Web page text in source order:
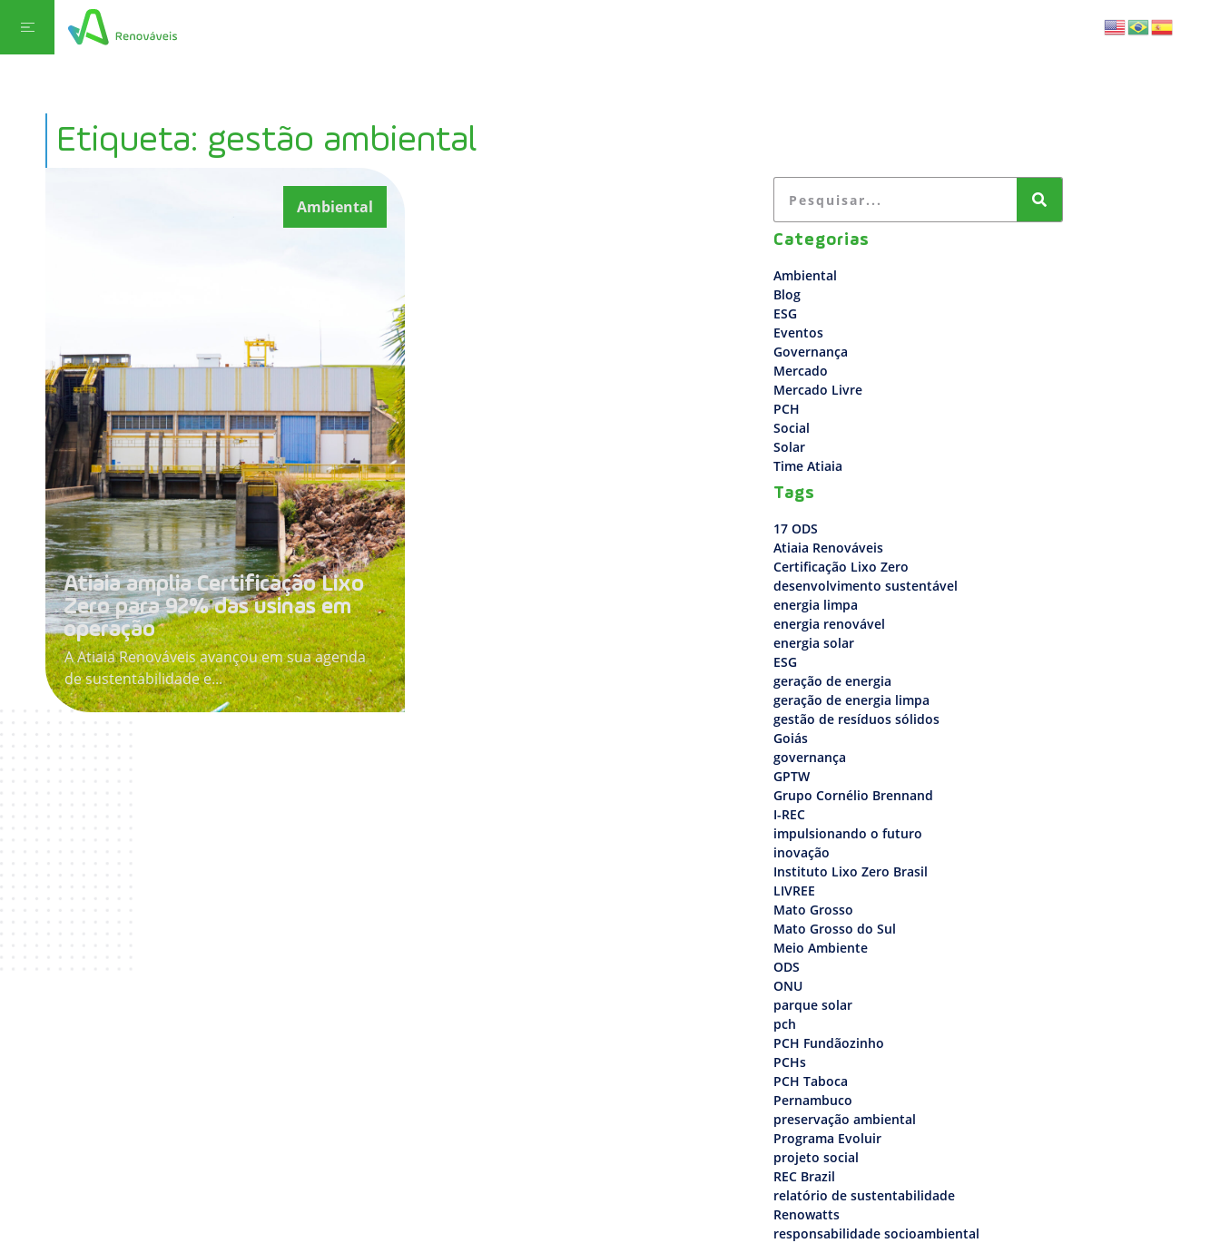
Etiqueta: gestão ambiental
Ambiental
Atiaia amplia Certificação Lixo
Zero para 92% das usinas em
operação
A Atiaia Renováveis avançou em sua agenda
de sustentabilidade e...
Categorias
Ambiental
Blog
ESG
Eventos
Governança
Mercado
Mercado Livre
PCH
Social
Solar
Time Atiaia
Tags
17 ODS
Atiaia Renováveis
Certificação Lixo Zero
desenvolvimento sustentável
energia limpa
energia renovável
energia solar
ESG
geração de energia
geração de energia limpa
gestão de resíduos sólidos
Goiás
governança
GPTW
Grupo Cornélio Brennand
I-REC
impulsionando o futuro
inovação
Instituto Lixo Zero Brasil
LIVREE
Mato Grosso
Mato Grosso do Sul
Meio Ambiente
ODS
ONU
parque solar
pch
PCH Fundãozinho
PCHs
PCH Taboca
Pernambuco
preservação ambiental
Programa Evoluir
projeto social
REC Brazil
relatório de sustentabilidade
Renowatts
responsabilidade socioambiental